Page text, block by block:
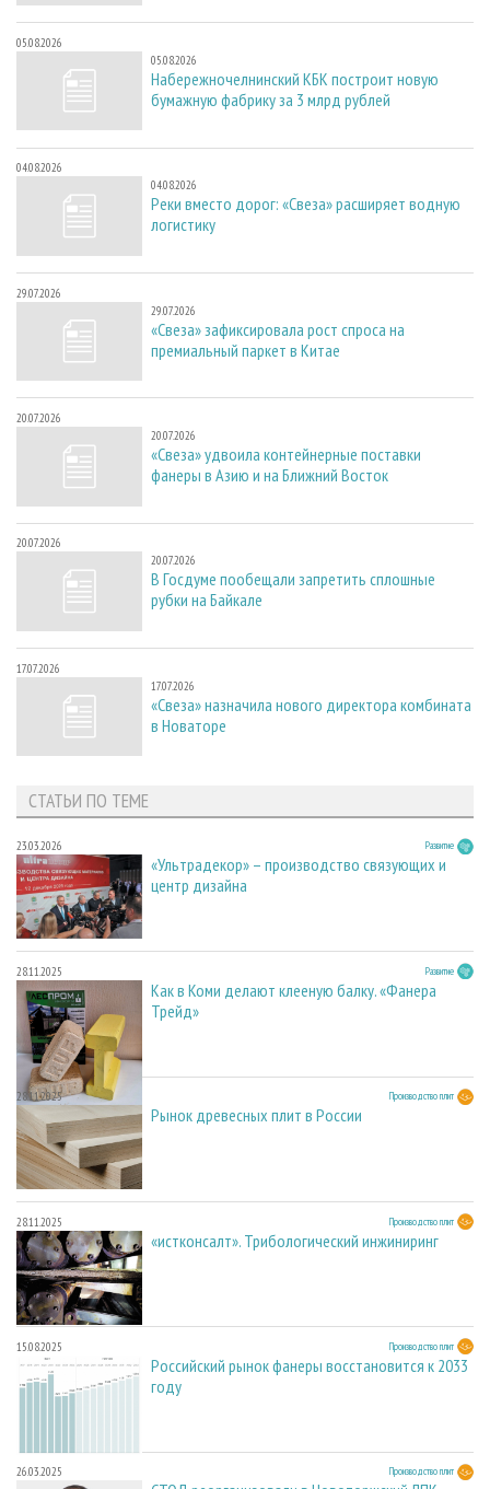
05.08.2026
05.08.2026
Набережночелнинский КБК построит новую
бумажную фабрику за 3 млрд рублей
04.08.2026
04.08.2026
Реки вместо дорог: «Свеза» расширяет водную
логистику
29.07.2026
29.07.2026
«Свеза» зафиксировала рост спроса на
премиальный паркет в Китае
20.07.2026
20.07.2026
«Свеза» удвоила контейнерные поставки
фанеры в Азию и на Ближний Восток
20.07.2026
20.07.2026
В Госдуме пообещали запретить сплошные
рубки на Байкале
17.07.2026
17.07.2026
«Свеза» назначила нового директора комбината
в Новаторе
СТАТЬИ ПО ТЕМЕ
23.03.2026 Развитие
«Ультрадекор» – производство связующих и
центр дизайна
28.11.2025 Развитие
Как в Коми делают клееную балку. «Фанера
Трейд»
28.11.2025 Производство плит
Рынок древесных плит в России
28.11.2025 Производство плит
«истконсалт». Трибологический инжиниринг
15.08.2025 Производство плит
Российский рынок фанеры восстановится к 2033
году
26.03.2025 Производство плит